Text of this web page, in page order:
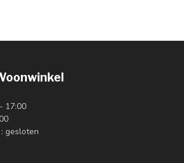
17:00
gesloten